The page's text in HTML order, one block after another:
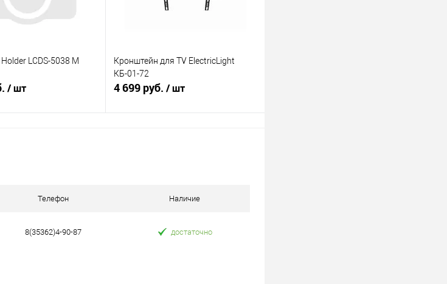
LCDS-5038 М
/ шт
Кронштейн для TV ElectricLight
КБ-01-72
4 699 руб. / шт
Телефон Наличие
8(35362)4-90-87 достаточно